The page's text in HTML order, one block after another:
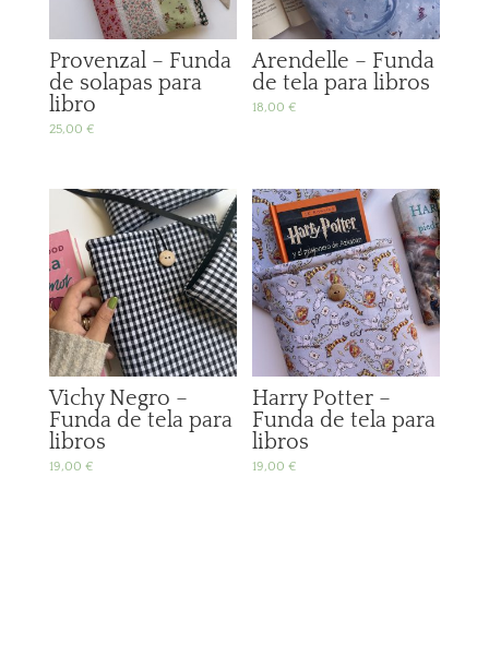
Provenzal – Funda
de solapas para
libro
25,00 €
Arendelle – Funda
de tela para libros
18,00€
Vichy Negro –
Funda de tela para
libros
19,00 €
Harry Potter –
Funda de tela para
libros
19,00€